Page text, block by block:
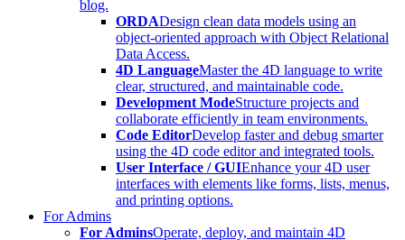
blog.
ORDADesign clean data models using an
object-oriented approach with Object Relational
Data Access.
4D LanguageMaster the 4D language to write
clear, structured, and maintainable code.
Development ModeStructure projects and
collaborate efficiently in team environments.
Code EditorDevelop faster and debug smarter
using the 4D code editor and integrated tools.
User Interface / GUIEnhance your 4D user
interfaces with elements like forms, lists, menus,
and printing options.
For Admins
For AdminsOperate, deploy, and maintain 4D